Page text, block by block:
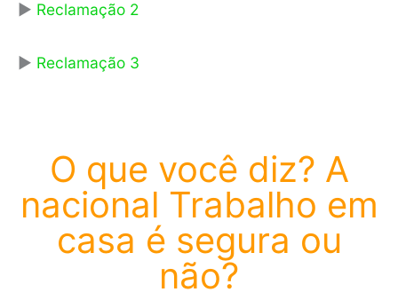
► Reclamação 2
► Reclamação 3
O que você diz? A
nacional Trabalho em
casa é segura ou
não?